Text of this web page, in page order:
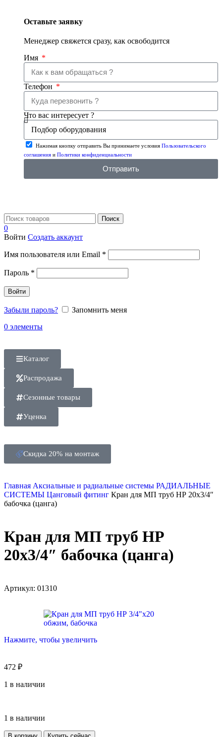
Оставьте заявку
Менеджер свяжется сразу, как освободится
Имя
Телефон
Что вас интересует ?
Нажимая кнопку отправить Вы принимаете условия Пользовательского
соглашения и Политики конфиденциальности
Отправить
Поиск
0
Войти Создать аккаунт
Имя пользователя или Email *
Пароль *
Войти
Забыли пароль?
Запомнить меня
0 элементы
Каталог
Распродажа
Сезонные товары
Уценка
Скидка 20% на монтаж
Главная Аксиальные и радиальные системы РАДИАЛЬНЫЕ
СИСТЕМЫ Цанговый фитинг Кран для МП труб НР 20х3/4″
бабочка (цанга)
Кран для МП труб НР
20х3/4″ бабочка (цанга)
Артикул: 01310
Нажмите, чтобы увеличить
472 ₽
1 в наличии
1 в наличии